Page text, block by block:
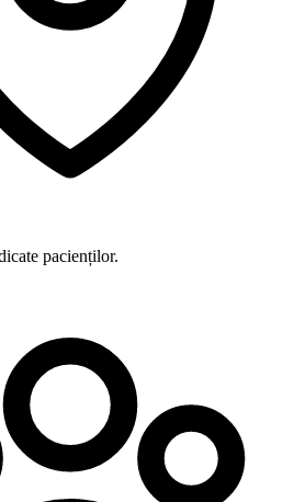
pacienților.